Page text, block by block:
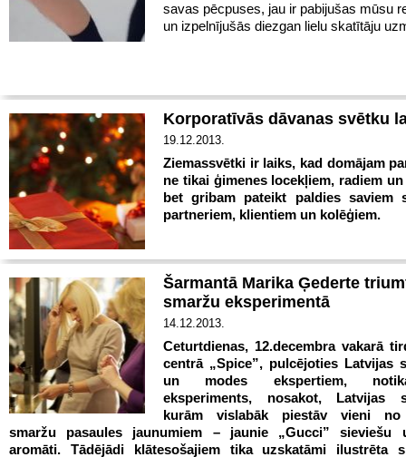
savas pēcpuses, jau ir pabijušas mūsu
un izpelnījušās diezgan lielu skatītāju
Korporatīvās dāvanas svētku
19.12.2013.
Ziemassvētki ir laiks, kad domājam
ne tikai ģimenes locekļiem, radiem
bet gribam pateikt paldies saviem
partneriem, klientiem un kolēģiem.
Šarmantā Marika Ģederte
smaržu eksperimentā
14.12.2013.
Ceturtdienas, 12.decembra vakarā
centrā „Spice”, pulcējoties Latvijas
un modes ekspertiem,
eksperiments, nosakot, Latvijas
kurām vislabāk piestāv vieni no
smaržu pasaules jaunumiem – jaunie „Gucci” sieviešu
aromāti. Tādējādi klātesošajiem tika uzskatāmi ilustrēta